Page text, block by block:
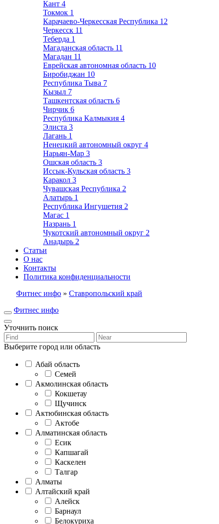
Кант 4
Токмок 1
Карачаево-Черкесская Республика 12
Черкесск 11
Теберда 1
Магаданская область 11
Магадан 11
Еврейская автономная область 10
Биробиджан 10
Республика Тыва 7
Кызыл 7
Ташкентская область 6
Чирчик 6
Республика Калмыкия 4
Элиста 3
Лагань 1
Ненецкий автономный округ 4
Нарьян-Мар 3
Ошская область 3
Иссык-Кульская область 3
Каракол 3
Чувашская Республика 2
Алатырь 1
Республика Ингушетия 2
Магас 1
Назрань 1
Чукотский автономный округ 2
Анадырь 2
Статьи
О нас
Контакты
Политика конфиденциальности
Фитнес инфо » Ставропольский край
Фитнес инфо
Уточнить поиск
Выберите город или область
Абай область
Семей
Акмолинская область
Кокшетау
Щучинск
Актюбинская область
Актобе
Алматинская область
Есик
Капшагай
Каскелен
Талгар
Алматы
Алтайский край
Алейск
Барнаул
Белокуриха